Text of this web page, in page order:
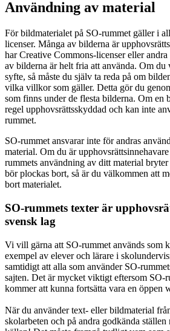
Användning av material
För bildmaterialet på SO-rummet gäller i
licenser. Många av bilderna är
har Creative Commons-licenser eller
av bilderna är helt fria att använda. Om
syfte, så måste du själv ta reda på om
vilka villkor som gäller. Detta gör du
som finns under de flesta bilderna. Om en
regel upphovsrättsskyddad och kan inte
rummet.
SO-rummet ansvarar inte för andras
material. Om du är
rummets användning av ditt material
bör plockas bort, så är du välkommen att
bort materialet.
SO-rummets texter är
svensk lag
Vi vill gärna att SO-rummet används som
exempel av elever och lärare i
samtidigt att alla som använder SO-
sajten. Det är mycket viktigt eftersom SO-
kommer att kunna fortsätta vara en öppen
När du använder text- eller bildmaterial
skolarbeten och på andra godkända